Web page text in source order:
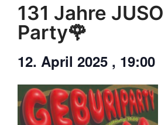
131 Jahre
Party🌹
12. April 2025 , 19:00